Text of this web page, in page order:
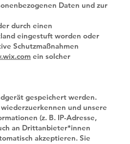
Daten und zur
durch einen
eingestuft worden oder
Schutzmaßnahmen
ein solcher
gespeichert werden.
und unsere
(z. B. IP-Adresse,
an Drittanbieter*innen
akzeptieren. Sie